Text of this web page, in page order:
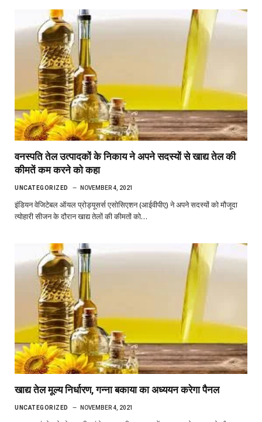
वनस्पति तेल उत्पादकों के निकाय ने अपने सदस्यों से खाद्य तेल की
कीमतें कम करने को कहा
UNCATEGORIZED NOVEMBER 4, 2021
इंडियन वेजिटेबल ऑयल प्रोड्यूसर्स एसोसिएशन (आईवीपीए) ने अपने सदस्यों को मौजूदा
त्योहारी सीजन के दौरान खाद्य तेलों की कीमतों को…
खाद्य तेल मूल्य निर्धारण, गन्ना बकाया का अध्ययन करेगा पैनल
UNCATEGORIZED NOVEMBER 4, 2021